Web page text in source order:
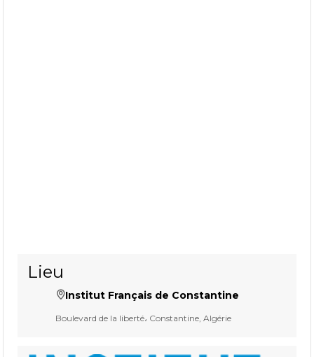
Lieu
Institut Français de Constantine
Boulevard de la liberté، Constantine, Algérie